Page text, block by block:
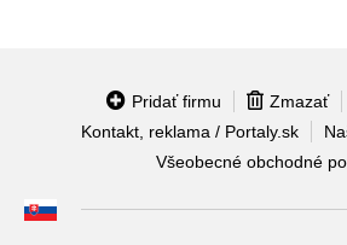
Pridať firmu Zmazať
Kontakt, reklama / Portaly.sk
Všeobecné obchodné